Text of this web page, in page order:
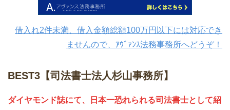
借入れ2件未満、借入金額総額100万円以下には対応でき
ませんので、ｱｳﾞｧﾝｽ法務事務所へどうぞ！
BEST3【司法書士法人杉山事務所】
ダイヤモンド誌にて、日本一恐れられる司法書士として紹